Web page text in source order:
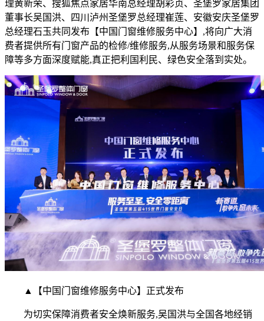
理黄新荣、搜狐焦点家居华南总经理胡彩贞、圣堡罗家居集团
董事长吴国洪、四川泸州圣堡罗总经理崔莲、安徽安庆圣堡罗
总经理石玉共同发布【中国门窗维修服务中心】,将向广大消
费者提供所有门窗产品的检修/维修服务,从服务场景和服务保
障等多方面深度赋能,真正把利国利民、绿色安全落到实处。
▲【中国门窗维修服务中心】正式发布
为切实保障消费者安全焕新服务,吴国洪与全国各地经销